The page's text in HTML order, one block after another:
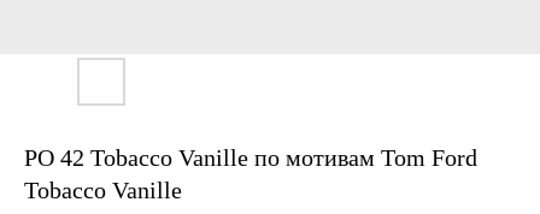
PO 42 Tobacco Vanille по мотивам Tom Ford
Tobacco Vanille